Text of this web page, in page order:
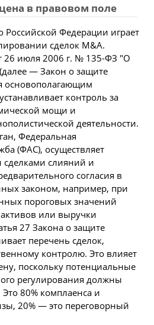
в правовом поле
Российской Федерации играет
сделок M&A.
26 июля 2006 г. № 135-ФЗ "О
— Закон о защите
основополагающим
контроль за
мощи и
деятельности.
Федеральная
(ФАС), осуществляет
сделками слияний и
согласия в
законом, например, при
пороговых значений
или выручки
27 Закона о защите
перечень сделок,
контролю. Это влияет
поскольку потенциальные
регулирования должны
80% комплаенса и
20% — это переговорный